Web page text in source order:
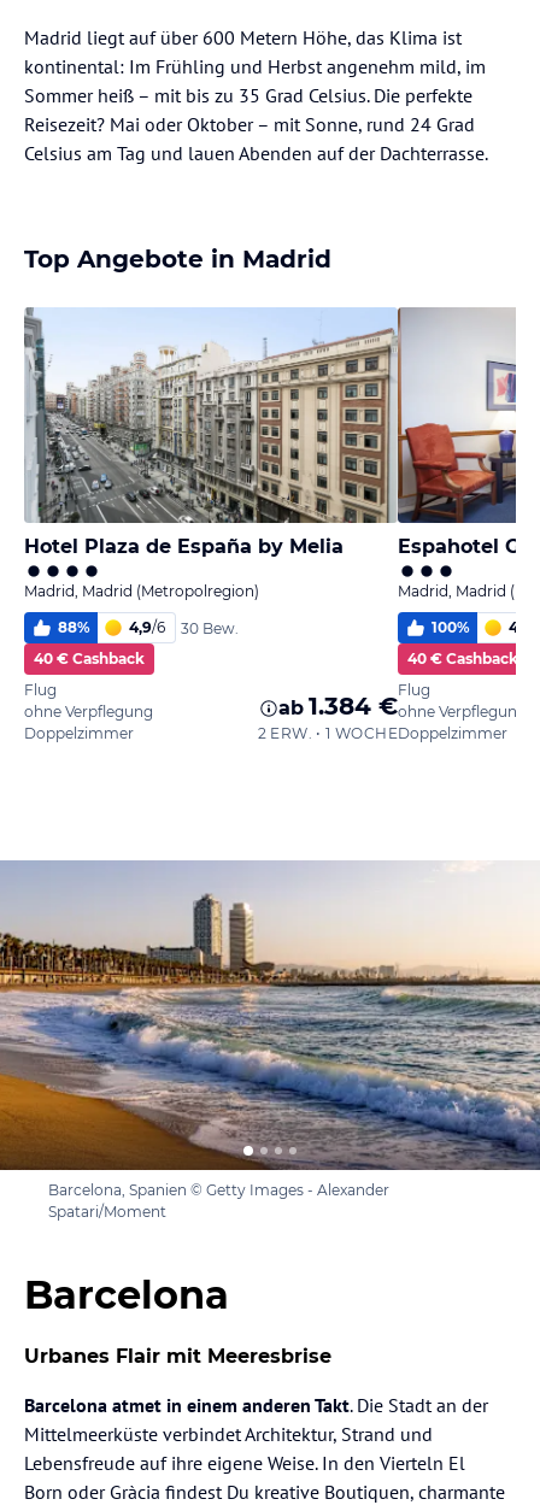
Madrid liegt auf über 600 Metern Höhe, das Klima ist
kontinental: Im Frühling und Herbst angenehm mild, im
Sommer heiß – mit bis zu 35 Grad Celsius. Die perfekte
Reisezeit? Mai oder Oktober – mit Sonne, rund 24 Grad
Celsius am Tag und lauen Abenden auf der Dachterrasse.
Top Angebote in Madrid
Hotel Plaza de España by Melia
Madrid, Madrid (Metropolregion)
88% 4,9/6
30 Bew.
40 € Cashback
Flug
ohne Verpflegung
Doppelzimmer
ab 1.384 €
2 ERW. • 1 WOCHE
Espahotel
Madrid, Madrid
100% 4,0
40 € Cashback
Flug
ohne Verpflegung
Doppelzimmer
Barcelona, Spanien © Getty Images - Alexander
Spatari/Moment
Barcelona
Urbanes Flair mit Meeresbrise
Barcelona atmet in einem anderen Takt. Die Stadt an der
Mittelmeerküste verbindet Architektur, Strand und
Lebensfreude auf ihre eigene Weise. In den Vierteln El
Born oder Gràcia findest Du kreative Boutiquen, charmante